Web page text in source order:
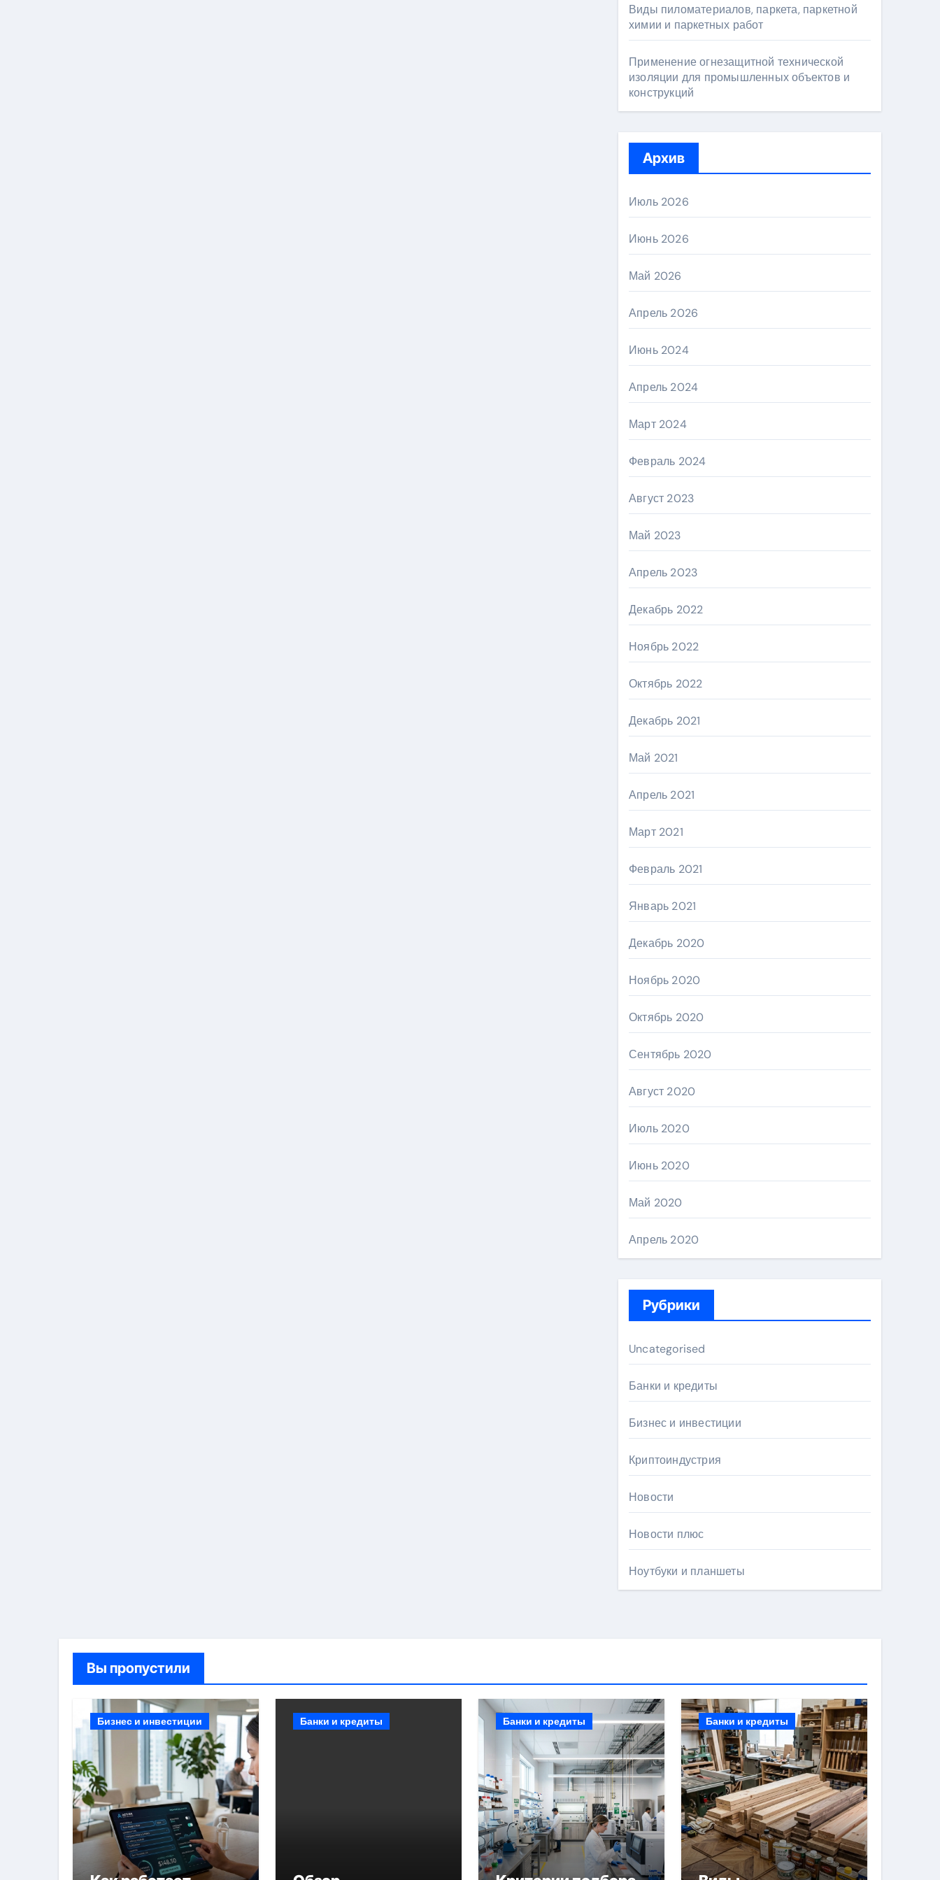
Виды пиломатериалов, паркета, паркетной
химии и паркетных работ
Применение огнезащитной технической
изоляции для промышленных объектов и
конструкций
Архив
Июль 2026
Июнь 2026
Май 2026
Апрель 2026
Июнь 2024
Апрель 2024
Март 2024
Февраль 2024
Август 2023
Май 2023
Апрель 2023
Декабрь 2022
Ноябрь 2022
Октябрь 2022
Декабрь 2021
Май 2021
Апрель 2021
Март 2021
Февраль 2021
Январь 2021
Декабрь 2020
Ноябрь 2020
Октябрь 2020
Сентябрь 2020
Август 2020
Июль 2020
Июнь 2020
Май 2020
Апрель 2020
Рубрики
Uncategorised
Банки и кредиты
Бизнес и инвестиции
Криптоиндустрия
Новости
Новости плюс
Ноутбуки и планшеты
Вы пропустили
Бизнес и инвестиции Банки и кредиты Банки и кредиты Банки и кредиты